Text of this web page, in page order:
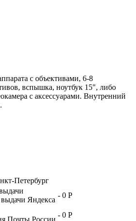
с объективами, 6-8
вспышка, ноутбук 15", либо
с аксессуарами. Внутренний
Петербург
Яндекса
- 0 Р
Почты России
- 0 Р